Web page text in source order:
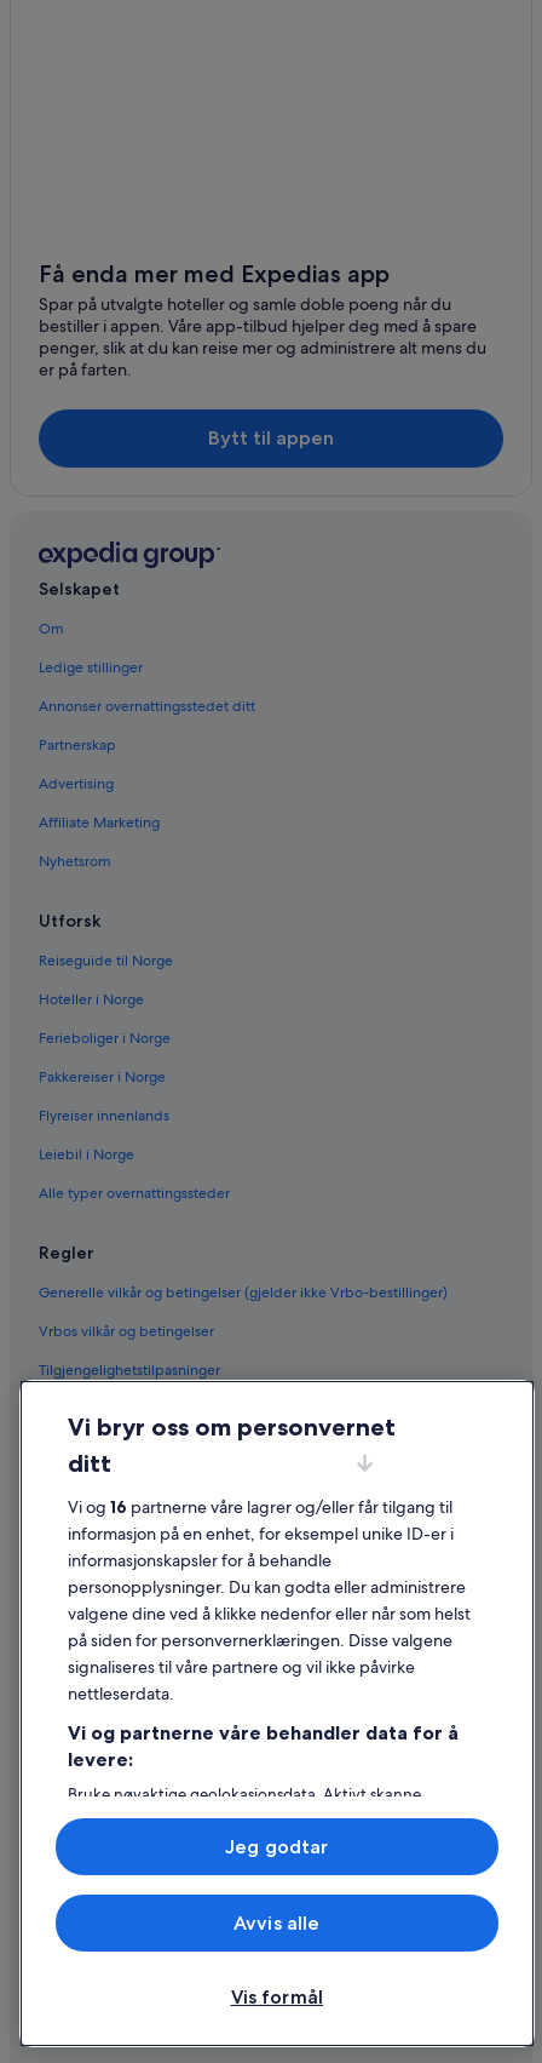
Få enda mer med Expedias app
Spar på utvalgte hoteller og samle doble poeng når du
bestiller i appen. Våre app-tilbud hjelper deg med å spare
penger, slik at du kan reise mer og administrere alt mens du
er på farten.
Bytt til appen
Selskapet
Om
Ledige stillinger
Annonser overnattingsstedet ditt
Partnerskap
Advertising
Affiliate Marketing
Nyhetsrom
Utforsk
Reiseguide til Norge
Hoteller i Norge
Ferieboliger i Norge
Pakkereiser i Norge
Flyreiser innenlands
Leiebil i Norge
Alle typer overnattingssteder
Regler
Generelle vilkår og betingelser (gjelder ikke Vrbo-bestillinger)
Vrbos vilkår og betingelser
Tilgjengelighetstilpasninger
Juridisk informasjon / kontakt oss
Retningslinjer for innhold og rapportering av innhold
Hjelp
Kontakt oss
Avbestille eller endre bestillingen
Refusjonsprosessen og tidsrammer for refusjon
Internasjonale reisedokumenter
© 2026 Expedia, Inc., et Expedia Group-selskap. Med enerett. Expedia
og flylogoen er varemerker eller registrerte varemerker som tilhører
Vi bryr oss om personvernet
ditt
Vi og 16 partnerne våre lagrer og/eller får tilgang til
informasjon på en enhet, for eksempel unike ID-er i
informasjonskapsler for å behandle
personopplysninger. Du kan godta eller administrere
valgene dine ved å klikke nedenfor eller når som helst
på siden for personvernerklæringen. Disse valgene
signaliseres til våre partnere og vil ikke påvirke
nettleserdata.
Vi og partnerne våre behandler data for å
levere:
Bruke nøyaktige geolokasjonsdata. Aktivt skanne
enhetsegenskaper for identifikasjon. Lagre og/eller få
tilgang til informasjon på en enhet. Personlig tilpasset
annonsering og innhold, annonsering- og
innholdsmåling, publikumsundersøkelser og
tjenesteutvikling.
Liste over partnere (leverandører)
Vis formål
Avvis alle
Jeg godtar